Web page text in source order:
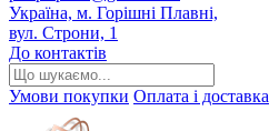
Україна, м. Горішні Плавні,
вул. Строни, 1
До контактів
Умови покупки Оплата і доставка